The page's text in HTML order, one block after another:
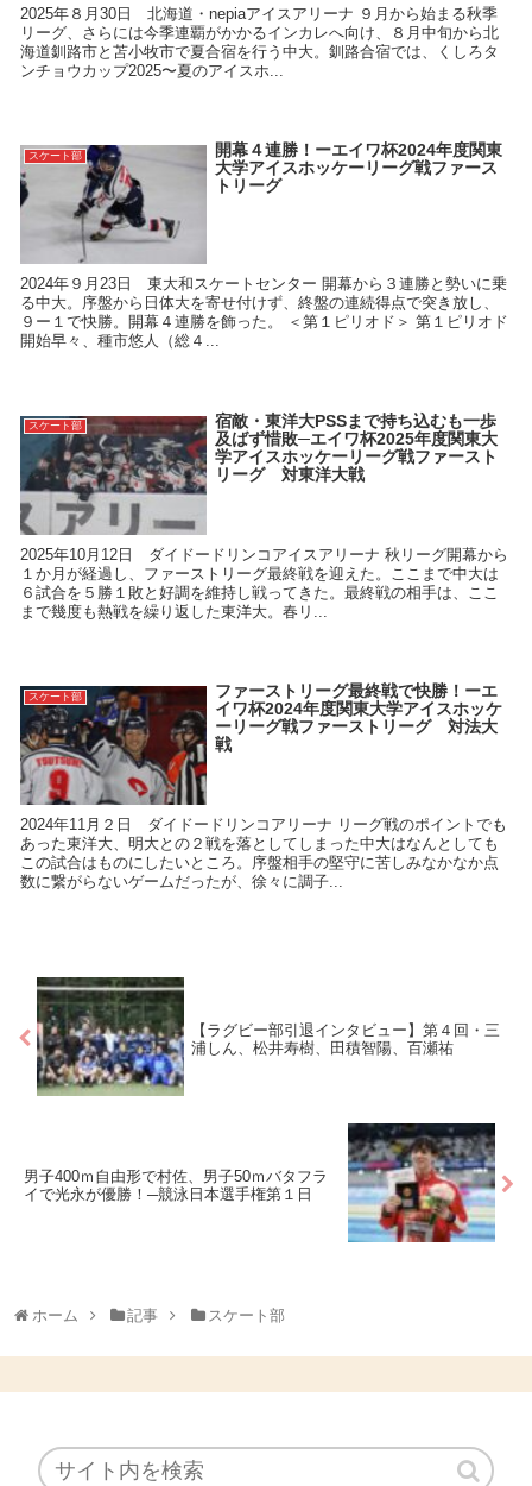
2025年８月30日 北海道・nepiaアイスアリーナ ９月から始まる秋季
リーグ、さらには今季連覇がかかるインカレへ向け、８月中旬から北
海道釧路市と苫小牧市で夏合宿を行う中大。釧路合宿では、くしろタ
ンチョウカップ2025〜夏のアイスホ...
スケート部
開幕４連勝！ーエイワ杯2024年度関東
大学アイスホッケーリーグ戦ファース
トリーグ
2024年９月23日 東大和スケートセンター 開幕から３連勝と勢いに乗
る中大。序盤から日体大を寄せ付けず、終盤の連続得点で突き放し、
９ー１で快勝。開幕４連勝を飾った。 ＜第１ピリオド＞ 第１ピリオド
開始早々、種市悠人（総４...
スケート部
宿敵・東洋大PSSまで持ち込むも一歩
及ばず惜敗─エイワ杯2025年度関東大
学アイスホッケーリーグ戦ファースト
リーグ 対東洋大戦
2025年10月12日 ダイドードリンコアイスアリーナ 秋リーグ開幕から
１か月が経過し、ファーストリーグ最終戦を迎えた。ここまで中大は
６試合を５勝１敗と好調を維持し戦ってきた。最終戦の相手は、ここ
まで幾度も熱戦を繰り返した東洋大。春リ...
スケート部
ファーストリーグ最終戦で快勝！ーエ
イワ杯2024年度関東大学アイスホッケ
ーリーグ戦ファーストリーグ 対法大
戦
2024年11月２日 ダイドードリンコアリーナ リーグ戦のポイントでも
あった東洋大、明大との２戦を落としてしまった中大はなんとしても
この試合はものにしたいところ。序盤相手の堅守に苦しみなかなか点
数に繋がらないゲームだったが、徐々に調子...
【ラグビー部引退インタビュー】第４回・三
浦しん、松井寿樹、田積智陽、百瀬祐
男子400ｍ自由形で村佐、男子50ｍバタフラ
イで光永が優勝！─競泳日本選手権第１日
ホーム 記事 スケート部